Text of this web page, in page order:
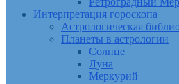
Интерпретация гороскопа
Астрологическая
Планеты в астрологии
Солнце
Луна
Меркурий